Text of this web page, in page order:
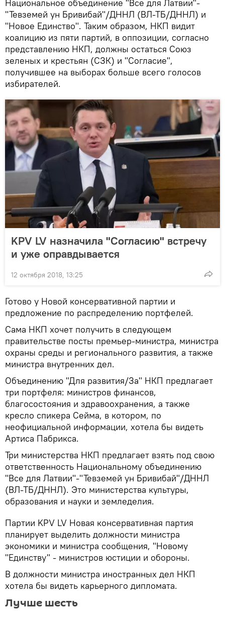
Национальное объединение "Все для Латвии"-
"Тевземей ун Бривибай"/ДННЛ (ВЛ-ТБ/ДННЛ) и
"Новое Единство". Таким образом, НКП видит
коалицию из пяти партий, в оппозиции, согласно
представлению НКП, должны остаться Союз
зеленых и крестьян (СЗК) и "Согласие",
получившее на выборах больше всего голосов
избирателей.
KPV LV назначила "Согласию" встречу
и уже оправдывается
12 октября 2018, 13:25
Готово у Новой консервативной партии и
предложение по распределению портфелей.
Сама НКП хочет получить в следующем
правительстве посты премьер-министра, министра
охраны среды и регионального развития, а также
министра внутренних дел.
Объединению "Для развития/За" НКП предлагает
три портфеля: министров финансов,
благосостояния и здравоохранения, а также
кресло спикера Сейма, в котором, по
неофициальной информации, хотела бы видеть
Артиса Пабрикса.
Три министерства НКП предлагает взять под свою
ответственность Национальному объединению
"Все для Латвии"-"Тевземей ун Бривибай"/ДННЛ
(ВЛ-ТБ/ДННЛ). Это министерства культуры,
образования и науки и земледелия.
Партии KPV LV Новая консервативная партия
планирует выделить должности министра
экономики и министра сообщения, "Новому
"Единству" - министров юстиции и обороны.
В должности министра иностранных дел НКП
хотела бы видеть карьерного дипломата.
Лучше шесть